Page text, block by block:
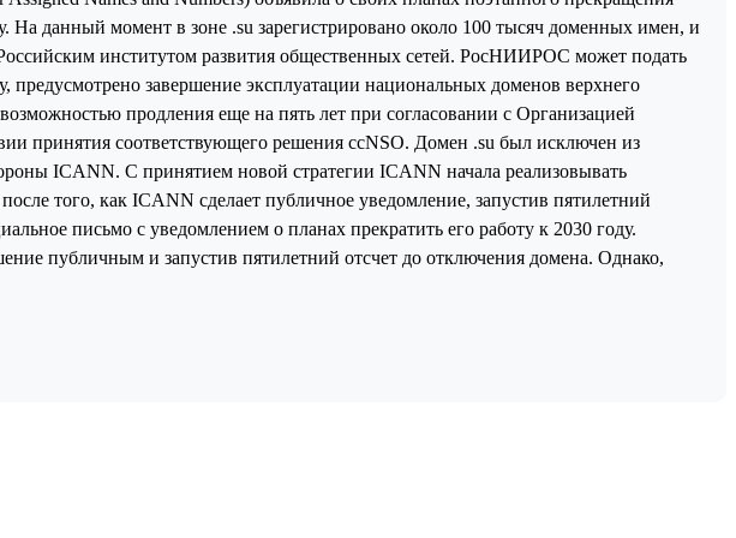
На данный момент в зоне .su зарегистрировано около 100 тысяч доменных имен, и
институтом развития общественных сетей. РосНИИРОС может подать
предусмотрено завершение эксплуатации национальных доменов верхнего
продления еще на пять лет при согласовании с Организацией
принятия соответствующего решения ccNSO. Домен .su был исключен из
ICANN. С принятием новой стратегии ICANN начала реализовывать
того, как ICANN сделает публичное уведомление, запустив пятилетний
письмо с уведомлением о планах прекратить его работу к 2030 году.
публичным и запустив пятилетний отсчет до отключения домена. Однако,